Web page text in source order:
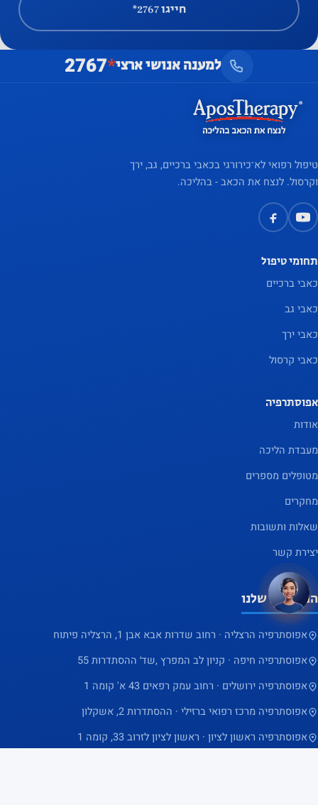
חייגו ‎*2767
למענה אנושי ארצי*
2767
טיפול רפואי לא־כירורגי בכאבי ברכיים, גב, ירך
וקרסול. לנצח את הכאב - בהליכה.
תחומי טיפול
כאבי ברכיים
כאבי גב
כאבי ירך
כאבי קרסול
אפוסתרפיה
אודות
מעבדת הליכה
מטופלים מספרים
מחקרים
שאלות ותשובות
יצירת קשר
המרכזים שלנו
אפוסתרפיה הרצליה · רחוב שדרות אבא אבן 1, הרצליה פיתוח
אפוסתרפיה חיפה · קניון לב המפרץ ,שד׳ ההסתדרות 55
אפוסתרפיה ירושלים · רחוב עמק רפאים 43 א' קומה 1
אפוסתרפיה מרכז רפואי ברזילי · ההסתדרות 2, אשקלון
אפוסתרפיה ראשון לציון · ראשון לציון לזרוב 33, קומה 1
שלום 👋 יש שאלה? אני כאן
לעזור